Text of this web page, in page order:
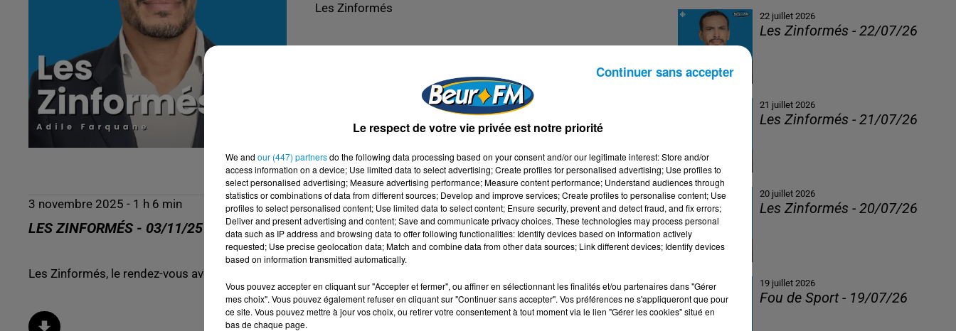
Les Zinformés
3 novembre 2025 - 1 h 6 min
LES ZINFORMÉS - 03/11/25
Les Zinformés, le rendez-vous avec l'actualité, tous les jours de 19h à 20h sur Beur FM !
22 juillet 2026
Les Zinformés - 22/07/26
21 juillet 2026
Les Zinformés - 21/07/26
20 juillet 2026
Les Zinformés - 20/07/26
19 juillet 2026
Fou de Sport - 19/07/26
Le respect de votre vie privée est notre priorité
We and our (447) partnersdo the following data processing based on your consent and/or our legitimate interest: Store and/or
access information on a device; Use limited data to select advertising; Create profiles for personalised advertising; Use profiles to
select personalised advertising; Measure advertising performance; Measure content performance; Understand audiences through
statistics or combinations of data from different sources; Develop and improve services; Create profiles to personalise content; Use
profiles to select personalised content; Use limited data to select content; Ensure security, prevent and detect fraud, and fix errors;
Deliver and present advertising and content; Save and communicate privacy choices. These technologies may process personal
data such as IP address and browsing data to offer following functionalities: Identify devices based on information actively
requested; Use precise geolocation data; Match and combine data from other data sources; Link different devices; Identify devices
based on information transmitted automatically.
Vous pouvez accepter en cliquant sur "Accepter et fermer", ou affiner en sélectionnant les finalités et/ou partenaires dans "Gérer
mes choix". Vous pouvez également refuser en cliquant sur "Continuer sans accepter". Vos préférences ne s'appliqueront que pour
ce site. Vous pouvez mettre à jour vos choix, ou retirer votre consentement à tout moment via le lien "Gérer les cookies" situé en
bas de chaque page.
Continuer sans accepter